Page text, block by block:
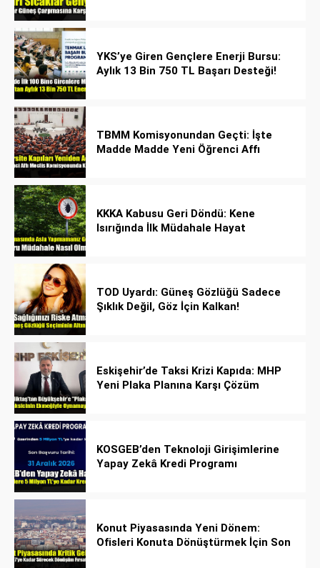
YKS’ye Giren Gençlere Enerji Bursu:
Aylık 13 Bin 750 TL Başarı Desteği!
TBMM Komisyonundan Geçti: İşte
Madde Madde Yeni Öğrenci Affı
KKKA Kabusu Geri Döndü: Kene
Isırığında İlk Müdahale Hayat
TOD Uyardı: Güneş Gözlüğü Sadece
Şıklık Değil, Göz İçin Kalkan!
Eskişehir’de Taksi Krizi Kapıda: MHP
Yeni Plaka Planına Karşı Çözüm
KOSGEB’den Teknoloji Girişimlerine
Yapay Zekâ Kredi Programı
Konut Piyasasında Yeni Dönem:
Ofisleri Konuta Dönüştürmek İçin Son